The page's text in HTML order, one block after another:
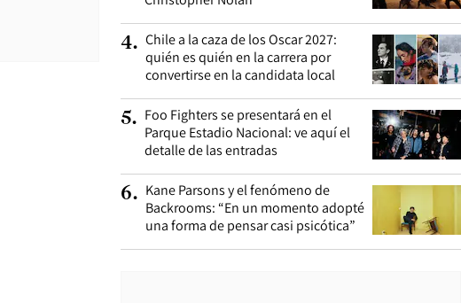
4. Chile a la caza de los Oscar 2027:
quién es quién en la carrera por
convertirse en la candidata local
5. Foo Fighters se presentará en el
Parque Estadio Nacional: ve aquí el
detalle de las entradas
6. Kane Parsons y el fenómeno de
Backrooms: “En un momento adopté
una forma de pensar casi psicótica”